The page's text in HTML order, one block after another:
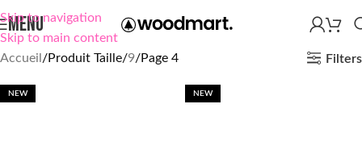
Skip to navigation
Skip to main content
MENU
Accueil Produit Taille 9 Page 4 Filters
NEW NEW